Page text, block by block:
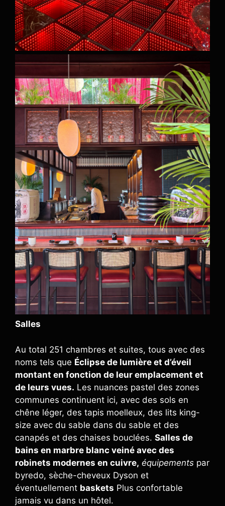
Salles
Au total 251 chambres et suites, tous avec des
noms tels que Éclipse de lumière et d’éveil
montant en fonction de leur emplacement et
de leurs vues. Les nuances pastel des zones
communes continuent ici, avec des sols en
chêne léger, des tapis moelleux, des lits king-
size avec du sable dans du sable et des
canapés et des chaises bouclées. Salles de
bains en marbre blanc veiné avec des
robinets modernes en cuivre, équipements par
byredo, sèche-cheveux Dyson et
éventuellement baskets Plus confortable
jamais vu dans un hôtel.